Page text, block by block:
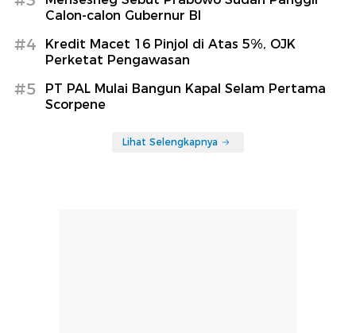
Calon-calon Gubernur BI
#4
Kredit Macet 16 Pinjol di Atas 5%, OJK
Perketat Pengawasan
#5
PT PAL Mulai Bangun Kapal Selam Pertama
Scorpene
Lihat Selengkapnya